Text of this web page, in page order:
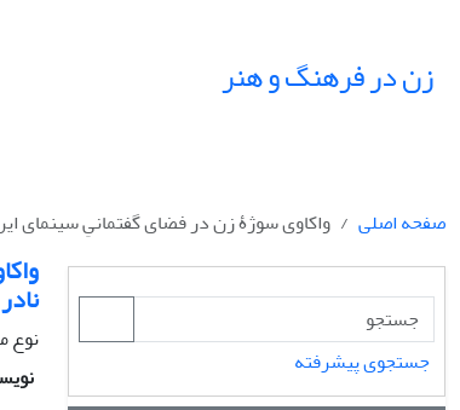
زن در فرهنگ و هنر
صفحه اصلی واکاوی سوژۀ زن در فضای گفتمانیِ سینمای
نوع
جستجوی پیشرفته